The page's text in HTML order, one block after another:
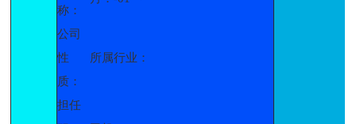
称：
公司
性
质：
所属行业：
担任